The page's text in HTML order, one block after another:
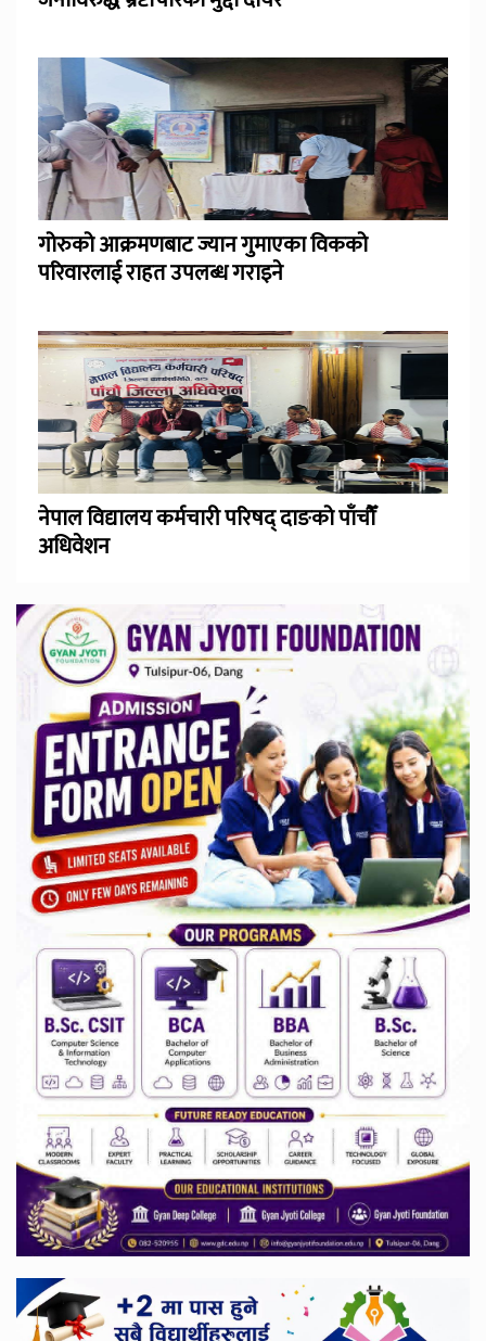
गोरुको आक्रमणबाट ज्यान गुमाएका विकको
परिवारलाई राहत उपलब्ध गराइने
नेपाल विद्यालय कर्मचारी परिषद् दाङको पाँचौँ
अधिवेशन